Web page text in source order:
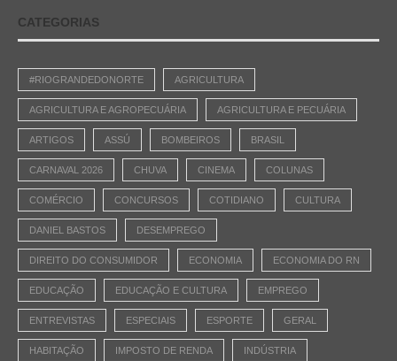
CATEGORIAS
#RIOGRANDEDONORTE AGRICULTURA
AGRICULTURA E AGROPECUÁRIA AGRICULTURA E PECUÁRIA
ARTIGOS ASSÚ BOMBEIROS BRASIL
CARNAVAL 2026 CHUVA CINEMA COLUNAS
COMÉRCIO CONCURSOS COTIDIANO CULTURA
DANIEL BASTOS DESEMPREGO
DIREITO DO CONSUMIDOR ECONOMIA ECONOMIA DO RN
EDUCAÇÃO EDUCAÇÃO E CULTURA EMPREGO
ENTREVISTAS ESPECIAIS ESPORTE GERAL
HABITAÇÃO IMPOSTO DE RENDA INDÚSTRIA